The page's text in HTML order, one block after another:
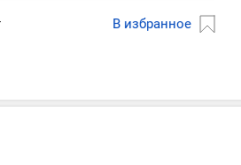
В избранное